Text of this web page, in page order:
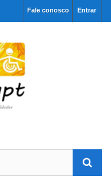
Entrar
Fale conosco